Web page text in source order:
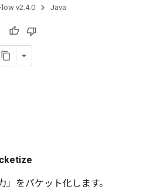
v2.4.0 Java
」をバケット化します。